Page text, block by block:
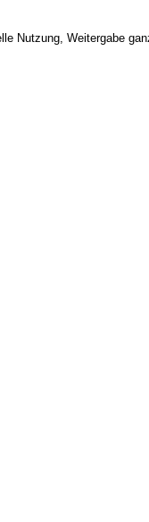
Nutzung, Weitergabe